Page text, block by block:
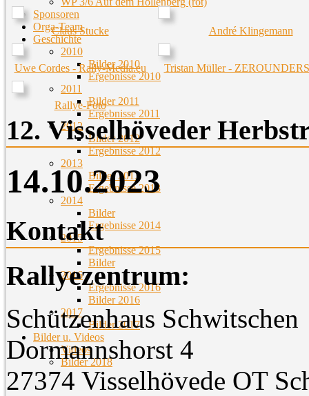
Sponsoren
Orga-Team
Geschichte
2010
Bilder 2010
Ergebnisse 2010
2011
Bilder 2011
Ergebnisse 2011
2012
Bilder 2012
Ergebnisse 2012
2013
Bilder 2013
Ergebnisse 2013
2014
Bilder
Ergebnisse 2014
2015
Ergebnisse 2015
Bilder
2016
Ergebnisse 2016
Bilder 2016
2017
Bilder 2017
Bilder u. Videos
Videos
Bilder 2018
Claus Stucke André Klingemann
Uwe Cordes - Rally-Media.eu Tristan Müller -
Rallye-Foto
12. Visselhöveder
14.10.2023
Kontakt
Rallyezentrum:
Schützenhaus Schwitschen
Dormannshorst 4
27374 Visselhövede OT